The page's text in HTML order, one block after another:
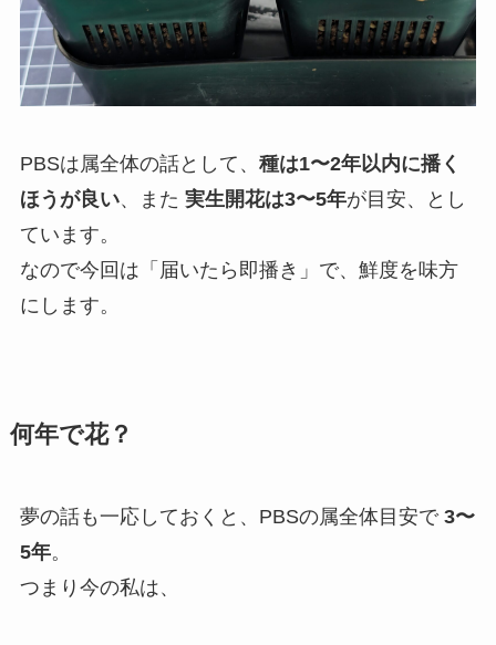
PBSは属全体の話として、 種は1〜2年以内に播く
ほうが良い、また 実生開花は3〜5年が目安、とし
ています。
なので今回は「届いたら即播き」で、鮮度を味方
にします。
何年で花？
夢の話も一応しておくと、PBSの属全体目安で 3〜
5年。
つまり今の私は、